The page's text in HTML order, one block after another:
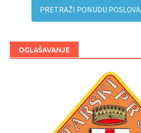
PRETRAŽI PONUDU
OGLAŠAVANJE